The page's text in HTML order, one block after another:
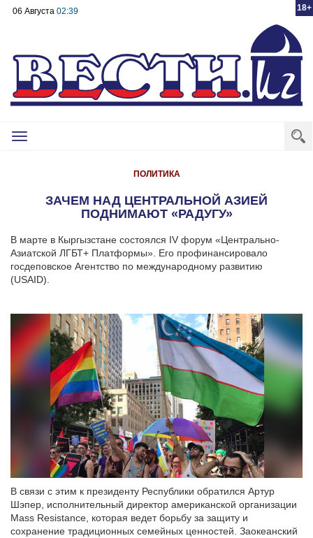
18+
06 Августа 02:39
Toggle
ПОЛИТИКА
ЗАЧЕМ НАД ЦЕНТРАЛЬНОЙ АЗИЕЙ
ПОДНИМАЮТ «РАДУГУ»
В марте в Кыргызстане состоялся IV форум «Центрально-
Азиатской ЛГБТ+ Платформы». Его профинансировало
госдеповское Агентство по международному развитию
(USAID).
В связи с этим к президенту Республики обратился Артур
Шэпер, исполнительный директор американской организации
Mass Resistance, которая ведет борьбу за защиту и
сохранение традиционных семейных ценностей. Заокеанский